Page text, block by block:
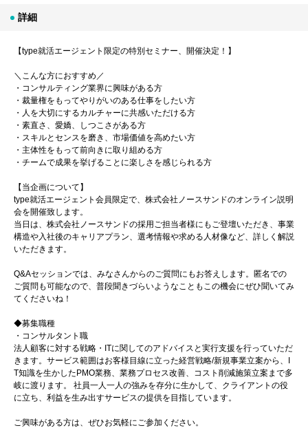
詳細
【type就活エージェント限定の特別セミナー、開催決定！】
＼こんな方におすすめ／
・コンサルティング業界に興味がある方
・裁量権をもってやりがいのある仕事をしたい方
・人を大切にするカルチャーに共感いただける方
・素直さ、愛嬌、しつこさがある方
・スキルとセンスを磨き、市場価値を高めたい方
・主体性をもって前向きに取り組める方
・チームで成果を挙げることに楽しさを感じられる方
【当企画について】
type就活エージェント会員限定で、株式会社ノースサンドのオンライン説明
会を開催致します。
当日は、株式会社ノースサンドの採用ご担当者様にもご登壇いただき、事業
構造や入社後のキャリアプラン、選考情報や求める人材像など、詳しく解説
いただきます。
Q&Aセッションでは、みなさんからのご質問にもお答えします。匿名での
ご質問も可能なので、普段聞きづらいようなこともこの機会にぜひ聞いてみ
てくださいね！
◆募集職種
・コンサルタント職
法人顧客に対する戦略・ITに関してのアドバイスと実行支援を行っていただ
きます。サービス範囲はお客様目線に立った経営戦略/新規事業立案から、I
T知識を生かしたPMO業務、業務プロセス改善、コスト削減施策立案まで多
岐に渡ります。 社員一人一人の強みを存分に生かして、クライアントの役
に立ち、利益を生み出すサービスの提供を目指しています。
ご興味がある方は、ぜひお気軽にご参加ください。